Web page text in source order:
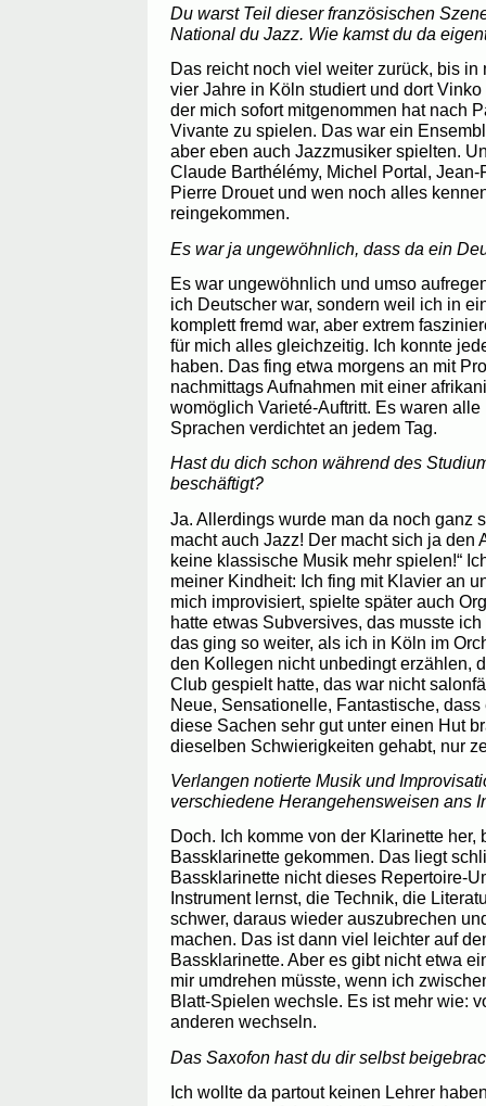
Du warst Teil dieser französischen
National du Jazz. Wie kamst du da
Das reicht noch viel weiter zurück, bis
vier Jahre in Köln studiert und dort
der mich sofort mitgenommen hat nach
Vivante zu spielen. Das war ein
aber eben auch Jazzmusiker spielten.
Claude Barthélémy, Michel Portal,
Pierre Drouet und wen noch alles
reingekommen.
Es war ja ungewöhnlich, dass da ein
Es war ungewöhnlich und umso
ich Deutscher war, sondern weil ich in
komplett fremd war, aber extrem
für mich alles gleichzeitig. Ich konnte
haben. Das fing etwa morgens an mit
nachmittags Aufnahmen mit einer
womöglich Varieté-Auftritt. Es waren
Sprachen verdichtet an jedem Tag.
Hast du dich schon während des
beschäftigt?
Ja. Allerdings wurde man da noch ganz
macht auch Jazz! Der macht sich ja den
keine klassische Musik mehr spielen!“
meiner Kindheit: Ich fing mit Klavier an
mich improvisiert, spielte später auch
hatte etwas Subversives, das musste
das ging so weiter, als ich in Köln im
den Kollegen nicht unbedingt erzählen,
Club gespielt hatte, das war nicht
Neue, Sensationelle, Fantastische,
diese Sachen sehr gut unter einen Hut
dieselben Schwierigkeiten gehabt, nur
Verlangen notierte Musik und
verschiedene Herangehensweisen ans
Doch. Ich komme von der Klarinette her,
Bassklarinette gekommen. Das liegt
Bassklarinette nicht dieses Repertoire-
Instrument lernst, die Technik, die
schwer, daraus wieder auszubrechen
machen. Das ist dann viel leichter auf
Bassklarinette. Aber es gibt nicht etwa
mir umdrehen müsste, wenn ich
Blatt-Spielen wechsle. Es ist mehr wie:
anderen wechseln.
Das Saxofon hast du dir selbst
Ich wollte da partout keinen Lehrer